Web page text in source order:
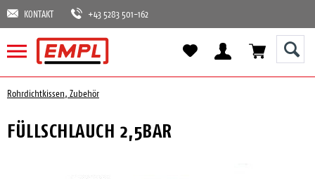
KONTAKT +43 5283 501-162
Rohrdichtkissen, Zubehör
FÜLLSCHLAUCH 2,5BAR